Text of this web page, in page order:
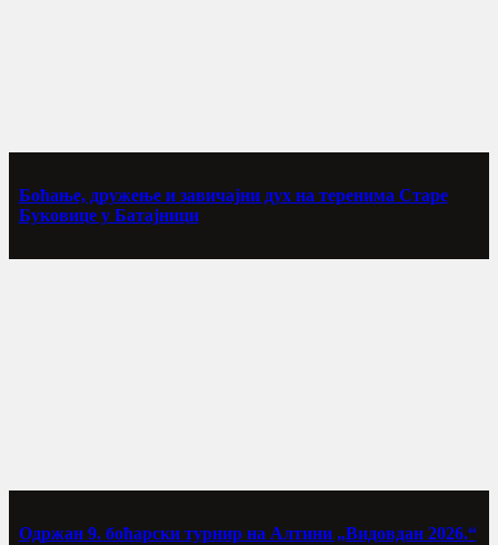
Боћање, дружење и завичајни дух на теренима Старе
Буковице у Батајници
Одржан 9. боћарски турнир на Алтини „Видовдан 2026.“